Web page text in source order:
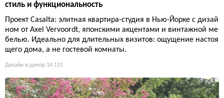
стиль и функциональность
Проект Casalta: элитная квартира-студия в Нью-Йорке с дизай
ном от Axel Vervoordt, японскими акцентами и винтажной ме
белью. Идеально для длительных визитов: ощущение настоя
щего дома, а не гостевой комнаты.
Дизайн и декор 14 131